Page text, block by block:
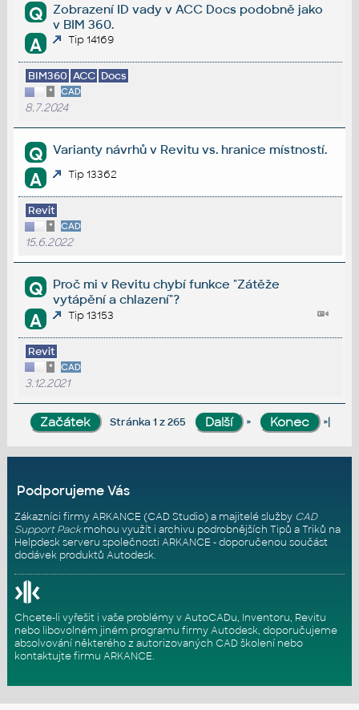
Q
Zobrazení ID vady v ACC Docs podobně jako
v BIM 360.
A Tip 14169
BIM360 ACC Docs
* CAD
8.7.2024
Q Varianty návrhů v Revitu vs. hranice místností.
A Tip 13362
Revit
* CAD
15.6.2022
Q
Proč mi v Revitu chybí funkce "Zátěže
vytápění a chlazení"?
A Tip 13153
Revit
* CAD
3.12.2021
Stránka 1 z 265 » »|
Podporujeme Vás
Zákazníci firmy ARKANCE (CAD Studio) a majitelé služby CAD
Support Packmohou využít i archivu podrobnějších Tipů a Triků na
Helpdesk serveru společnosti ARKANCE - doporučenou součást
dodávek produktů Autodesk.
Chcete-li vyřešit i vaše problémy v AutoCADu, Inventoru, Revitu
nebo libovolném jiném programu firmy Autodesk, doporučujeme
absolvování některého z autorizovaných CAD školenínebo
kontaktujte firmu ARKANCE.